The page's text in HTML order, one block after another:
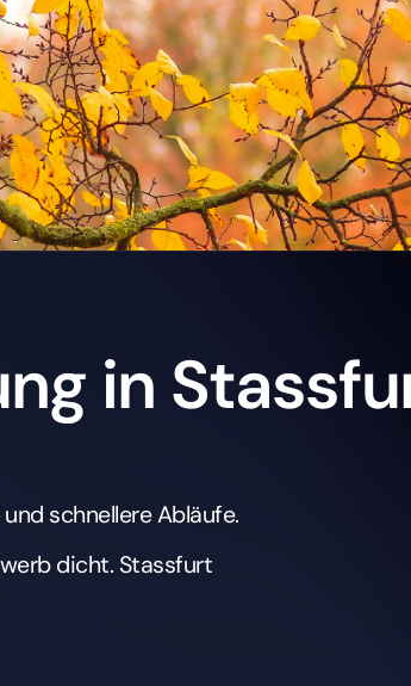
in
schnellere Abläufe.
dicht. Stassfurt